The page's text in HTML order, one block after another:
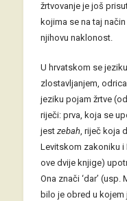
žrtvovanje je još
kojima se na taj
njihovu naklonost.
U hrvatskom se
zlostavljanjem,
jeziku pojam žrtve
riječi: prva, koja se
jest zebah, riječ koja
Levitskom zakoniku i
ove dvije knjige)
Ona znači ‘dar’
bilo je obred u